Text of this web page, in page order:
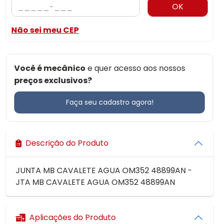
OK
Não sei meu CEP
Você é mecânico e quer acesso aos nossos
preços exclusivos?
Faça seu cadastro agora!
Descrição do Produto
JUNTA MB CAVALETE AGUA OM352 48899AN -
JTA MB CAVALETE AGUA OM352 48899AN
Aplicações do Produto